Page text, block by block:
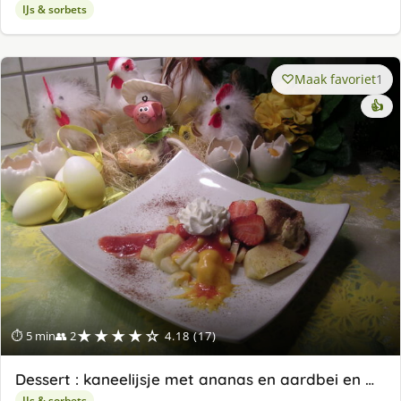
IJs & sorbets
⏱ 5 min👥 2★★★★☆ 4.18 (17)
Maak favoriet1
👍
Dessert : kaneelijsje met ananas en aardbei en …